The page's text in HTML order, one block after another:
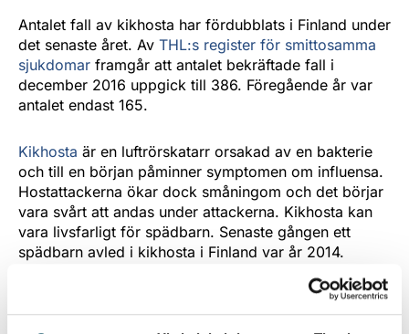
Antalet fall av kikhosta har fördubblats i Finland under
det senaste året. Av THL:s register för smittosamma
sjukdomar framgår att antalet bekräftade fall i
december 2016 uppgick till 386. Föregående år var
antalet endast 165.
Kikhosta är en luftrörskatarr orsakad av en bakterie
och till en början påminner symptomen om influensa.
Hostattackerna ökar dock småningom och det börjar
vara svårt att andas under attackerna. Kikhosta kan
vara livsfarligt för spädbarn. Senaste gången ett
spädbarn avled i kikhosta i Finland var år 2014.
I Finland har man inlett en vaccinundersökning vad
gäller gravida kvinnor, där man utreder hur ett vaccin